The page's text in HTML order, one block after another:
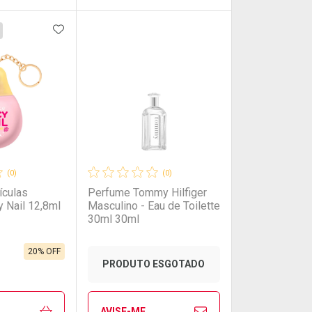
Desconto
Desconto
Ativar Desconto
Comprar sem Desconto
Comprar sem Desconto
(0)
Nail 12,8ml
20% OFF
ADICIONAR AOS FAVORITOS
(0)
Perfume Tommy Hilfiger
Masculino - Eau de Toilette
30ml 30ml
PRODUTO ESGOTADO